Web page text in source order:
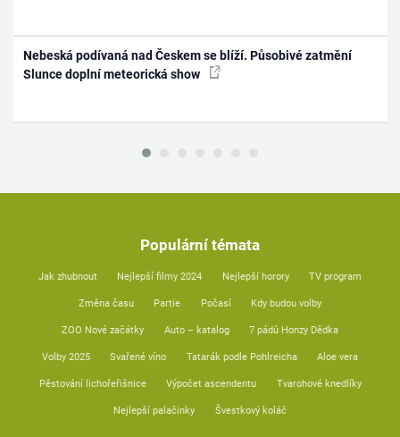
Nebeská podívaná nad Českem se blíží. Působivé zatmění
Slunce doplní meteorická show
Populární témata
Jak zhubnout Nejlepší filmy 2024 Nejlepší horory TV program
Změna času Partie Počasí Kdy budou volby
ZOO Nové začátky Auto – katalog 7 pádů Honzy Dědka
Volby 2025 Svařené víno Tatarák podle Pohlreicha Aloe vera
Pěstování lichořeřišnice Výpočet ascendentu Tvarohové knedlíky
Nejlepší palačinky Švestkový koláč